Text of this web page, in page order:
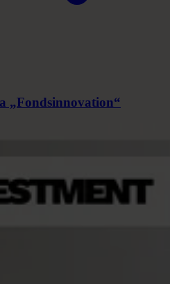
„Fondsinnovation“